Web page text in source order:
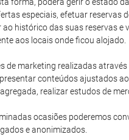
especiais, efetuar
histórico das suas reservas
aos locais onde ficou alojado.
de marketing realizadas
conteúdos ajustados
realizar estudos de
ocasiões poderemos
e anonimizados.